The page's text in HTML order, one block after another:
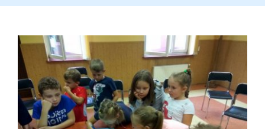
Pokaż
większy
obrazek